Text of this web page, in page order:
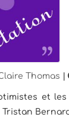
Thomas |
et
Tristan